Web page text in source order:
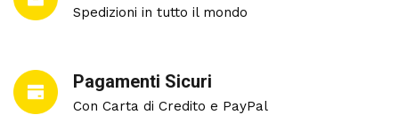
Spedizioni in tutto il mondo
Pagamenti Sicuri
Con Carta di Credito e PayPal